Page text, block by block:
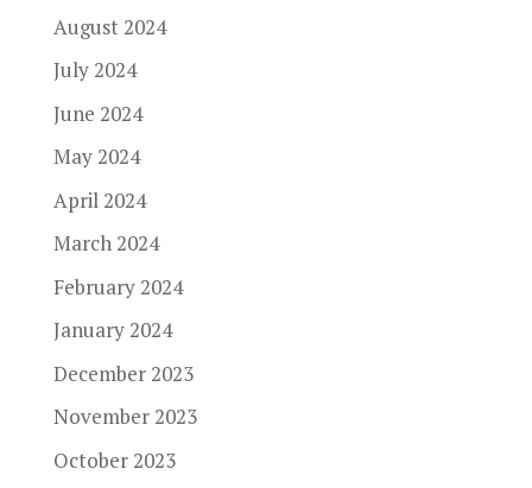
August 2024
July 2024
June 2024
May 2024
April 2024
March 2024
February 2024
January 2024
December 2023
November 2023
October 2023